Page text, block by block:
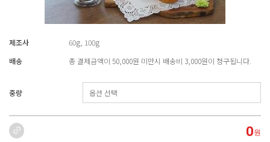
제조사
60g, 100g
배송
총 결제금액이 50,000원 미만시 배송비 3,000원이 청구됩니다.
중량
0원